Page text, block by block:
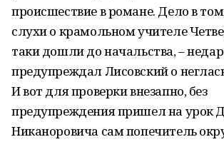
происшествие в романе. Дело в
слухи о крамольном учителе
таки дошли до начальства, –
предупреждал Лисовский о
И вот для проверки внезапно, без
предупреждения пришел на урок
Никаноровича сам попечитель